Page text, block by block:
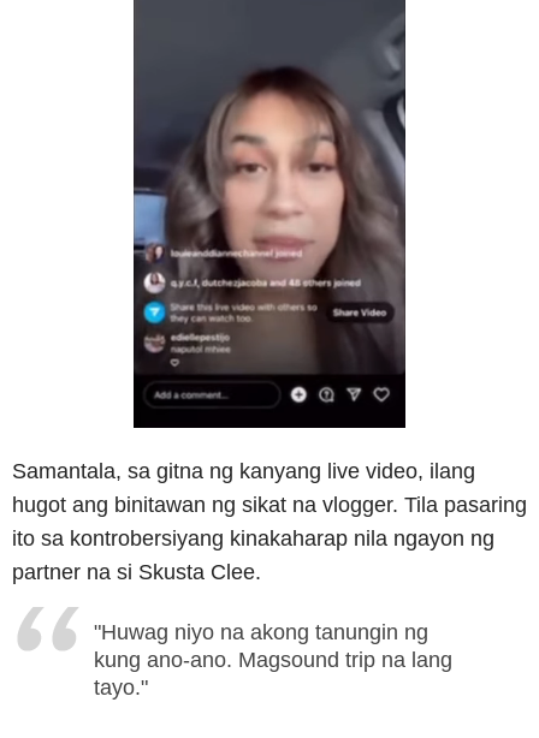
Samantala, sa gitna ng kanyang live video, ilang
hugot ang binitawan ng sikat na vlogger. Tila pasaring
ito sa kontrobersiyang kinakaharap nila ngayon ng
partner na si Skusta Clee.
"Huwag niyo na akong tanungin ng
kung ano-ano. Magsound trip na lang
tayo."